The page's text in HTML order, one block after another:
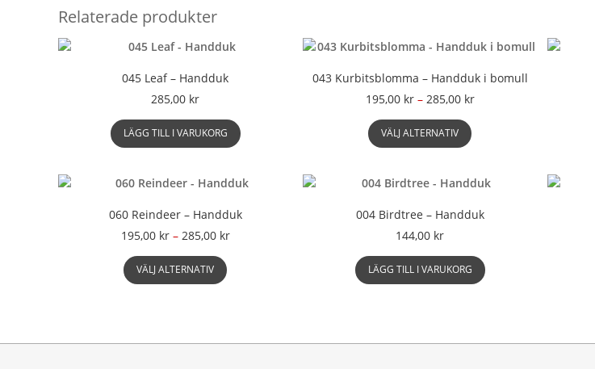
Relaterade produkter
045 Leaf – Handduk
285,00 kr
LÄGG TILL I VARUKORG
043 Kurbitsblomma – Handduk i bomull
195,00 kr – 285,00 krPrisintervall:
VÄLJ ALTERNATIV
här
flera
De
alternativen
kan
060 Reindeer – Handduk
195,00 kr – 285,00 krPrisintervall:
VÄLJ ALTERNATIV
här
varianter.
004 Birdtree – Handduk
144,00 kr
LÄGG TILL I VARUKORG